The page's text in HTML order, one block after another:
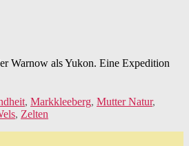
Warnow als Yukon. Eine Expedition
, Markkleeberg, Mutter Natur,
, Zelten